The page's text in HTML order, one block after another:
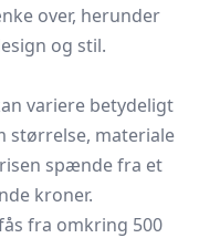
over, herunder
og stil.
variere betydeligt
størrelse, materiale
spænde fra et
kroner.
fra omkring 500